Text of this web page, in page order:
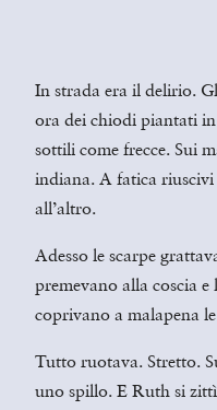
In strada era il delirio.
ora dei chiodi piantati
sottili come frecce. Sui
indiana. A fatica
all’altro.
Adesso le scarpe
premevano alla coscia
coprivano a malapena
Tutto ruotava. Stretto.
uno spillo. E Ruth si